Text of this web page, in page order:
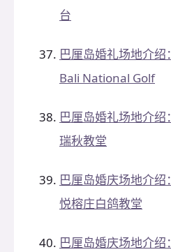
台
巴厘岛婚礼场地介绍：
Bali National Golf
巴厘岛婚礼场地介绍：
瑞秋教堂
巴厘岛婚庆场地介绍：
悦榕庄白鸽教堂
巴厘岛婚庆场地介绍：